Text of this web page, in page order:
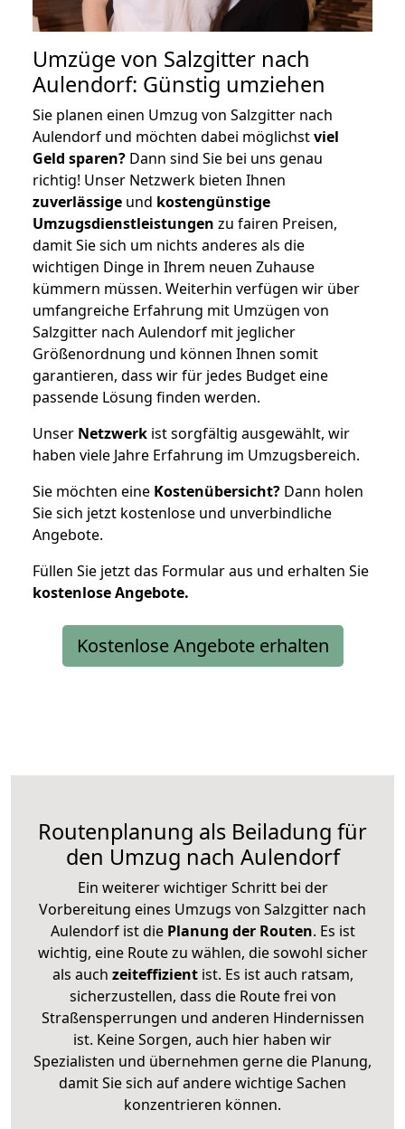
Umzüge von Salzgitter nach
Aulendorf: Günstig umziehen
Sie planen einen Umzug von Salzgitter nach
Aulendorf und möchten dabei möglichstviel
Geld sparen? Dann sind Sie bei uns genau
richtig! Unser Netzwerk bieten Ihnen
zuverlässige und kostengünstige
Umzugsdienstleistungen zu fairen Preisen,
damit Sie sich um nichts anderes als die
wichtigen Dinge in Ihrem neuen Zuhause
kümmern müssen. Weiterhin verfügen wir über
umfangreiche Erfahrung mit Umzügen von
Salzgitter nach Aulendorf mit jeglicher
Größenordnung und können Ihnen somit
garantieren, dass wir für jedes Budget eine
passende Lösung finden werden.
Unser Netzwerk ist sorgfältig ausgewählt, wir
haben viele Jahre Erfahrung im Umzugsbereich.
Sie möchten eine Kostenübersicht? Dann holen
Sie sich jetzt kostenlose und unverbindliche
Angebote.
Füllen Sie jetzt das Formular aus und erhalten Sie
kostenloseAngebote.
Kostenlose Angebote erhalten
Routenplanung als Beiladung für
den Umzug nach Aulendorf
Ein weiterer wichtiger Schritt bei der
Vorbereitung eines Umzugs von Salzgitter nach
Aulendorf ist diePlanung der Routen. Es ist
wichtig, eine Route zu wählen, die sowohl sicher
als auch zeiteffizientist. Es ist auch ratsam,
sicherzustellen, dass die Route frei von
Straßensperrungen und anderen Hindernissen
ist. Keine Sorgen, auch hier haben wir
Spezialisten und übernehmen gerne die Planung,
damit Sie sich auf andere wichtige Sachen
konzentrieren können.